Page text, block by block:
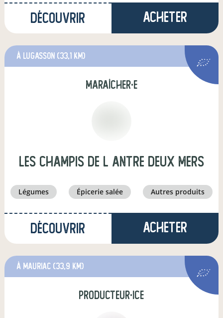
Découvrir Acheter
à Lugasson (33,1 km)
maraîcher·e
les champis de l antre deux mers
légumes épicerie salée autres produits
Découvrir Acheter
à Mauriac (33,9 km)
producteur·ice